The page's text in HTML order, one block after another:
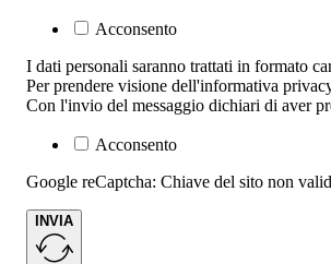
Acconsento
I dati personali saranno trattati in formato
Per prendere visione dell'informativa
Con l'invio del messaggio dichiari di aver
Acconsento
Google reCaptcha: Chiave del sito non
INVIA